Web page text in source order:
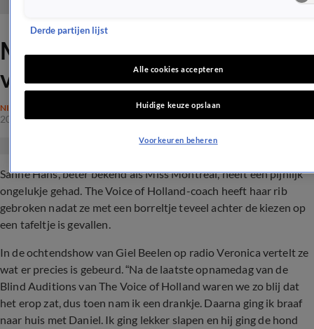
Miss Montreal breekt rib na
val
NIEUWS
20 okt 2017, 12:04
Sanne Hans, beter bekend als Miss Montreal, heeft een pijnlijk
ongelukje gehad. The Voice of Holland-coach heeft haar rib
gebroken nadat ze met een borreltje teveel achter de kiezen op
een tafeltje is gevallen.
In de ochtendshow van Giel Beelen op radio Veronica vertelt ze
wat er precies is gebeurd. “Na de laatste opnamedag van de
Blind Auditions van The Voice of Holland waren we zo blij dat
het erop zat, dus toen nam ik een drankje. Daarna ging ik braaf
naar huis met Daniel. Ik ging lekker slapen en hij ging de hond
Derde partijen lijst
Alle cookies accepteren
Huidige keuze opslaan
Voorkeuren beheren